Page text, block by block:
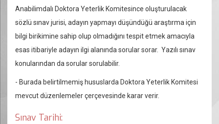
Anabilimdalı Doktora Yeterlik Komitesince oluşturulacak
sözlü sınav jurisi, adayın yapmayı düşündüğü araştırma için
bilgi birikimine sahip olup olmadığını tespit etmek amacıyla
esas itibariyle adayın ilgi alanında sorular sorar. Yazılı sınav
konularından da sorular sorulabilir.
- Burada belirtilmemiş hususlarda Doktora Yeterlik Komitesi
mevcut düzenlemeler çerçevesinde karar verir.
Sınav Tarihi: